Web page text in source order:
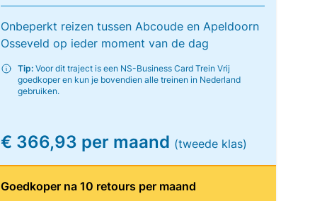
Onbeperkt reizen tussen Abcoude en Apeldoorn
Osseveld op ieder moment van de dag
Tip:Voor dit traject is een NS-Business Card Trein Vrij
goedkoper en kun je bovendien alle treinen in Nederland
gebruiken.
€ 366,93 per maand (tweede klas)
Goedkoper na 10 retours per maand